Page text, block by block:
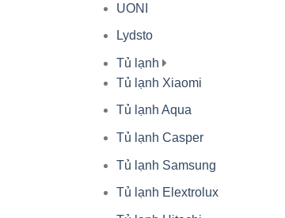
UONI
Lydsto
Tủ lạnh
Tủ lạnh Xiaomi
Tủ lạnh Aqua
Tủ lạnh Casper
Tủ lạnh Samsung
Tủ lạnh Elextrolux